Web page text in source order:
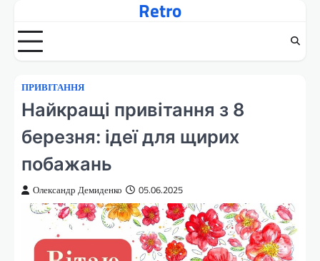
вмісту
Retro
ПРИВІТАННЯ
Найкращі привітання з 8
березня: ідеї для щирих
побажань
Олександр Демиденко 05.06.2025